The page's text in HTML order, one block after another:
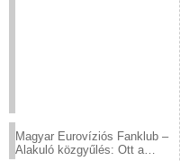
Magyar Eurovíziós Fanklub –
Alakuló közgyűlés: Ott a